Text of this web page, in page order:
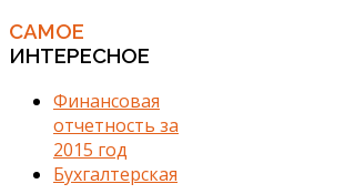
САМОЕ
ИНТЕРЕСНОЕ
Финансовая
отчетность за
2015 год
Бухгалтерская